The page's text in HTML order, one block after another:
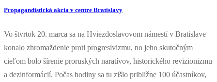
Propagandistická akcia v centre Bratislavy
Vo štvrtok 20. marca sa na Hviezdoslavovom námestí v Bratislave
konalo zhromaždenie proti progresivizmu, no jeho skutočným
cieľom bolo šírenie proruských naratívov, historického revizionizmu
a dezinformácií. Počas hodiny sa tu zišlo približne 100 účastníkov,